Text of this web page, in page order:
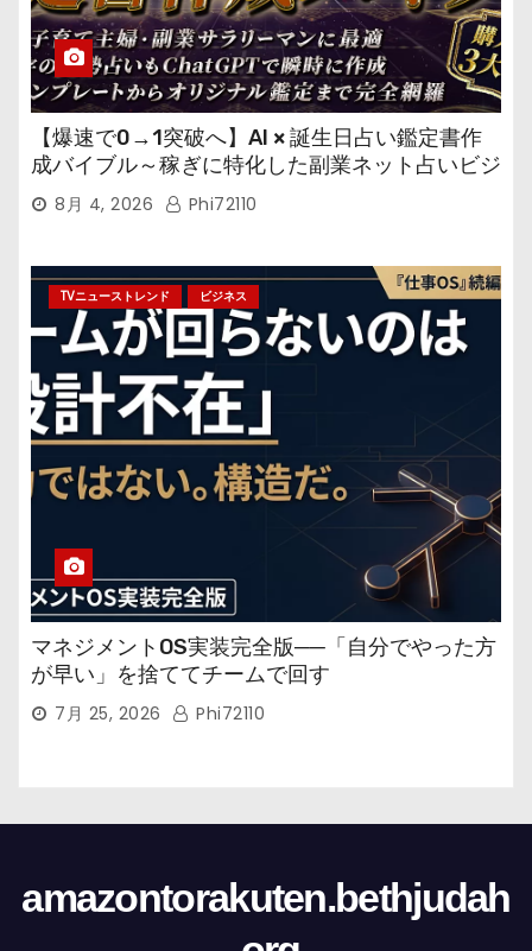
【爆速で0→1突破へ】AI × 誕生日占い鑑定書作
成バイブル～稼ぎに特化した副業ネット占いビジ
ネス8月 4, 2026 Phi72110
TVニューストレンド ビジネス
マネジメントOS実装完全版──「自分でやった方
が早い」を捨ててチームで回す
7月 25, 2026 Phi72110
amazontorakuten.bethjudah